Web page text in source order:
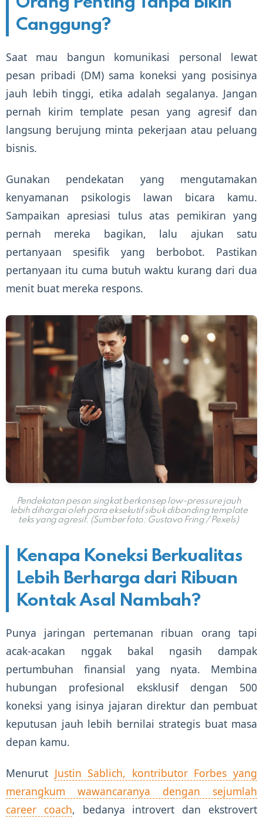
Canggung?
Saat mau bangun komunikasi personal lewat
pesan pribadi (DM) sama koneksi yang posisinya
jauh lebih tinggi, etika adalah segalanya. Jangan
pernah kirim template pesan yang agresif dan
langsung berujung minta pekerjaan atau peluang
bisnis.
Gunakan pendekatan yang mengutamakan
kenyamanan psikologis lawan bicara kamu.
Sampaikan apresiasi tulus atas pemikiran yang
pernah mereka bagikan, lalu ajukan satu
pertanyaan spesifik yang berbobot. Pastikan
pertanyaan itu cuma butuh waktu kurang dari dua
menit buat mereka respons.
Pendekatan pesan singkat berkonsep low-pressure jauh
lebih dihargai oleh para eksekutif sibuk dibanding template
teks yang agresif. (Sumber foto: Gustavo Fring / Pexels)
Kenapa Koneksi Berkualitas
Lebih Berharga dari Ribuan
Kontak Asal Nambah?
Punya jaringan pertemanan ribuan orang tapi
acak-acakan nggak bakal ngasih dampak
pertumbuhan finansial yang nyata. Membina
hubungan profesional eksklusif dengan 500
koneksi yang isinya jajaran direktur dan pembuat
keputusan jauh lebih bernilai strategis buat masa
depan kamu.
Menurut Justin Sablich, kontributor Forbes yang
merangkum wawancaranya dengan sejumlah
career coach, bedanya introvert dan ekstrovert